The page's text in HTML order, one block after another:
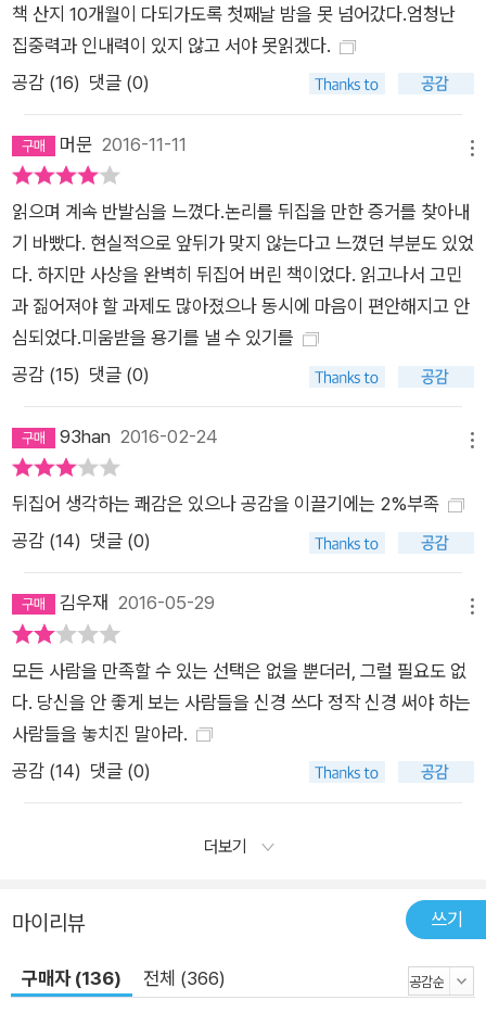
는 ‘목적론’을 내놓았다. 심리학의 전성시대라고 할 수 있는 오늘
날에 거의 상식처럼 되어버린 트라우마를 부정한다는 것, 그것도
이미 100년 전에 그랬다는 것 자체가 많은 사람에게 충격일지 모
른다. 하지만 자신의 문제를 과거의 ‘그 사건’ 탓으로 돌리며 결정
적인 순간마다 트라우마에 발목을 잡혔던 이들이라면 아들러의
주장에 귀가 솔깃할 것이다. - 인정욕구를 포기하고 과제를 분리
하라 아들러는 또한 자유롭고 행복한 삶을 위해서는 타인의 ‘인정
(認定)’을 얻으려는 ‘인정욕구’를 과감히 포기해야 한다고 주장
한다. 더불어 우리는 타인의 기대를 충족시키기 위해 사는 것이
아니라고 지적한다. 설령 자식이라고 할지라도 부모의 기대를 만
족시키기 위해 사는 것이 아니기에 진학할 학교나 직장, 결혼 상
대, 일상의 사소한 언행마저 강요하거나 지시하지 말아야 한다는
부하는 것’은 부모의 과제가 아닌 아이의 과제, 즉 아이가 해야 할
일이지 부모가 해야 할 일이 아니다. 그 선택의 최종 결과를 받아
들여야 하는 사람은 부모가 아닌 아이기 때문이다. 물론 수많은
까? 부모인 ‘나를 위해서’는 아닐까? 이러한 ‘과제의 분리’는 단순
를 내는 상사가 있다면 화를 내는 것은 상사의 과제고, 그 상사의
행동에 어떻게 반응할지는 받아들이는 사람의 과제다. 즉 아들러
는 “이것이 누구의 과제인가”를 생각하고 어디까지가 나의 과제
이고, 어디까지가 타인의 과제인지 구분하고 선을 그을 줄 알아야
한다고 보았다. 더불어 그 누구도 나의 과제에 개입시키지 말고,
나 역시 타인의 과제에 개입하지 말아야 한다고 주장한다. 이렇게
‘과제의 분리’가 가능해지면 타인의 시선으로부터 자유로워질 수
있고 모든 인간관계가 여유 있고 단순해지기 때문이다. - 인생은
선을 의식하면서 사는 것일까? 바로 인생을 ‘선(線)’이라 여기고
남들이 옳다고 말하는 그 선의 인생을 살고자 하기 때문이다. 우
리가 살면서 흔히 하는 오해 중 하나가 바로 인생은 ‘산 정상에 도
달하기 위한 여정’이라는 것이다. 이러한 세간의 오해조차 아들러
책 산지 10개월이 다되가도록 첫째날 밤을 못 넘어갔다.엄청난
집중력과 인내력이 있지 않고 서야 못읽겠다.
공감 (16) 댓글 (0)
머문 2016-11-11
읽으며 계속 반발심을 느꼈다.논리를 뒤집을 만한 증거를 찾아내
기 바빴다. 현실적으로 앞뒤가 맞지 않는다고 느꼈던 부분도 있었
다. 하지만 사상을 완벽히 뒤집어 버린 책이었다. 읽고나서 고민
과 짊어져야 할 과제도 많아졌으나 동시에 마음이 편안해지고 안
심되었다.미움받을 용기를 낼 수 있기를
공감 (15) 댓글 (0)
93han 2016-02-24
뒤집어 생각하는 쾌감은 있으나 공감을 이끌기에는 2%부족
공감 (14) 댓글 (0)
김우재 2016-05-29
모든 사람을 만족할 수 있는 선택은 없을 뿐더러, 그럴 필요도 없
다. 당신을 안 좋게 보는 사람들을 신경 쓰다 정작 신경 써야 하는
사람들을 놓치진 말아라.
공감 (14) 댓글 (0)
더보기
마이리뷰 쓰기
구매자 (136) 전체 (366)